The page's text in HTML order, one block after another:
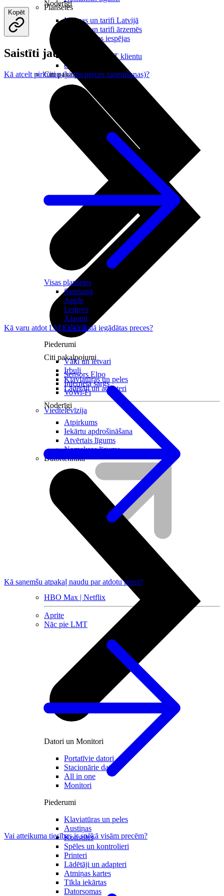
Noderīgi
Maksas un tarifi Latvijā
Maksas un tarifi ārzemēs
LMT Kartes iespējas
Kā kļūt par LMT klientu
eSIM tehnoloģija
Citi pakalpojumi
Citi pakalpojumi
Sensors Elpo
Interneta sargs
VoWi-Fi
Viedtelevīzija
HBO Max | Netflix
Aprite
Nāc pie LMT
Planšetes
Visas planšetes
Samsung
Apple
Lenovo
Xiaomi
ONYX
Piederumi
Vāki un ietvari
Irbuļi
Klaviatūras un peles
Lādētāji un adapteri
Noderīgi
Atpirkums
Iekārtu apdrošināšana
Atvērtais līgums
Nomaksas līgums
Datortehnika
Datori un Monitori
Portatīvie datori
Stacionārie datori
All in one
Monitori
Piederumi
Klaviatūras un peles
Austiņas
Konsoles
Spēles un kontrolieri
Printeri
Lādētāji un adapteri
Atmiņas kartes
Tīkla iekārtas
Datorsomas
Kopēt
Saistīti jautājumi
Kā atcelt pirkumu (pirms preces saņemšanas)?
Kā varu atdot LMT e-veikalā iegādātas preces?
Kā saņemšu atpakaļ naudu par atdotu preci?
Vai atteikuma tiesības ir spēkā visām precēm?